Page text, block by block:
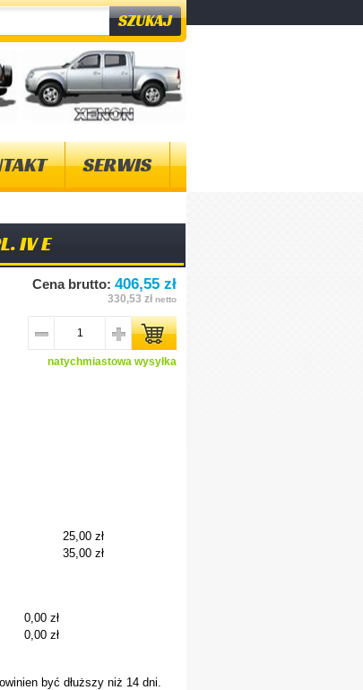
SERWIS
IV E
Cena brutto: 406,55 zł
330,53 zł netto
natychmiastowa wysyłka
25,00 zł
35,00 zł
0,00 zł
0,00 zł
być dłuższy niż 14 dni.